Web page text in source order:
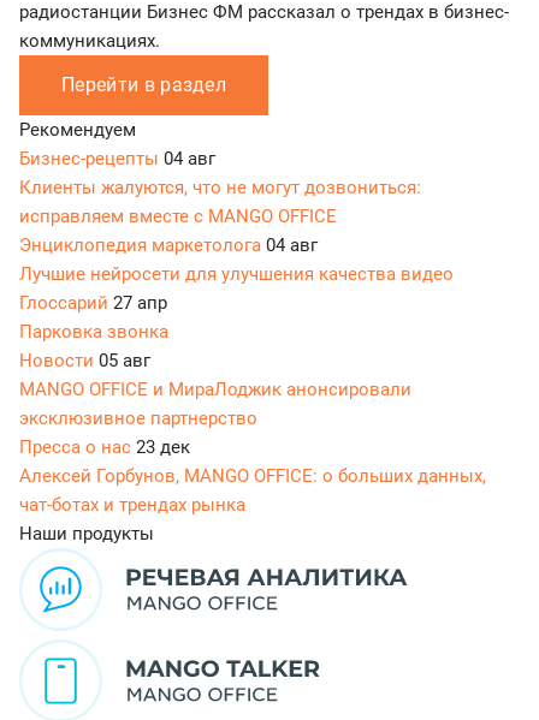
радиостанции Бизнес ФМ рассказал о трендах в бизнес-
коммуникациях.
Перейти в раздел
Рекомендуем
Бизнес-рецепты 04 авг
Клиенты жалуются, что не могут дозвониться:
исправляем вместе с MANGO OFFICE
Энциклопедия маркетолога 04 авг
Лучшие нейросети для улучшения качества видео
Глоссарий 27 апр
Парковка звонка
Новости 05 авг
MANGO OFFICE и МираЛоджик анонсировали
эксклюзивное партнерство
Пресса о нас 23 дек
Алексей Горбунов, MANGO OFFICE: о больших данных,
чат-ботах и трендах рынка
Наши продукты